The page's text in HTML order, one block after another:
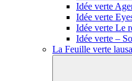
Idée verte
Idée verte
Idée verte Le
Idée verte –
La Feuille verte